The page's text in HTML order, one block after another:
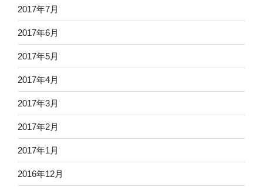
2017年7月
2017年6月
2017年5月
2017年4月
2017年3月
2017年2月
2017年1月
2016年12月